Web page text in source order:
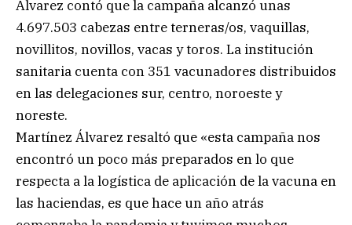
Álvarez contó que la campaña alcanzó unas
4.697.503 cabezas entre terneras/os, vaquillas,
novillitos, novillos, vacas y toros. La institución
sanitaria cuenta con 351 vacunadores distribuidos
en las delegaciones sur, centro, noroeste y
noreste.
Martínez Álvarez resaltó que «esta campaña nos
encontró un poco más preparados en lo que
respecta a la logística de aplicación de la vacuna en
las haciendas, es que hace un año atrás